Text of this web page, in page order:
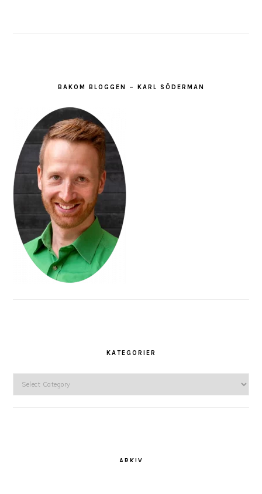
BAKOM BLOGGEN – KARL SÖDERMAN
KATEGORIER
ARKIV